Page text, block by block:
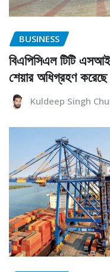
BUSINESS
বিএপিসিএল টিটি
শেয়ার অধিগ্রহণ করেছে
Kuldeep Singh